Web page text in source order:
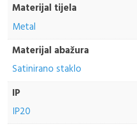
Materijal tijela
Metal
Materijal abažura
Satinirano staklo
IP
IP20